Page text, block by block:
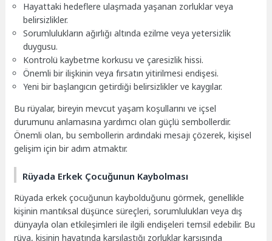
Hayattaki hedeflere ulaşmada yaşanan zorluklar veya
belirsizlikler.
Sorumlulukların ağırlığı altında ezilme veya yetersizlik
duygusu.
Kontrolü kaybetme korkusu ve çaresizlik hissi.
Önemli bir ilişkinin veya fırsatın yitirilmesi endişesi.
Yeni bir başlangıcın getirdiği belirsizlikler ve kaygılar.
Bu rüyalar, bireyin mevcut yaşam koşullarını ve içsel
durumunu anlamasına yardımcı olan güçlü sembollerdir.
Önemli olan, bu sembollerin ardındaki mesajı çözerek, kişisel
gelişim için bir adım atmaktır.
Rüyada Erkek Çocuğunun Kaybolması
Rüyada erkek çocuğunun kaybolduğunu görmek, genellikle
kişinin mantıksal düşünce süreçleri, sorumlulukları veya dış
dünyayla olan etkileşimleri ile ilgili endişeleri temsil edebilir. Bu
rüya, kişinin hayatında karşılaştığı zorluklar karşısında